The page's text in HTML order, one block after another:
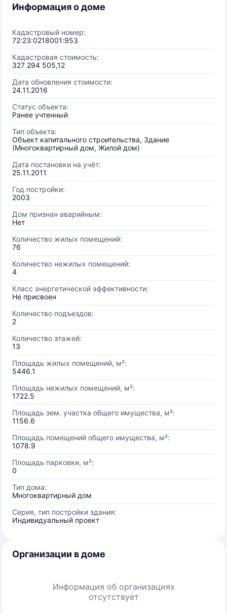
Информация о доме
Кадастровый номер:
72:23:0218001:953
Кадастровая стоимость:
327 294 505,12
Дата обновления стоимости:
24.11.2016
Статус объекта:
Ранее учтенный
Тип объекта:
Объект капитального строительства, Здание
(Многоквартирный дом, Жилой дом)
Дата постановки на учёт:
25.11.2011
Год постройки:
2003
Дом признан аварийным:
Нет
Количество жилых помещений:
76
Количество нежилых помещений:
4
Класс энергетической эффективности:
Не присвоен
Количество подъездов:
2
Количество этажей:
13
Площадь жилых помещений, м²:
5446.1
Площадь нежилых помещений, м²:
1722.5
Площадь зем. участка общего имущества, м²:
1156.6
Площадь помещений общего имущества, м²:
1078.9
Площадь парковки, м²:
0
Тип дома:
Многоквартирный дом
Серия, тип постройки здания:
Индивидуальный проект
Организации в доме
Информация об организациях
отсутствует